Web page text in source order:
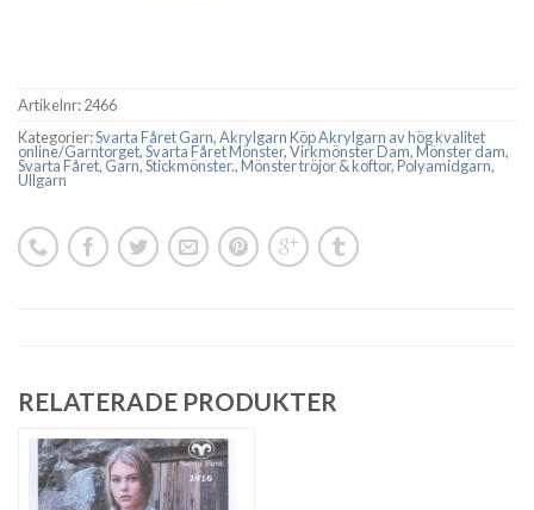
Artikelnr:2466
Kategorier:Svarta Fåret Garn,Akrylgarn Köp Akrylgarn av hög kvalitet
online/Garntorget,Svarta Fåret Mönster,Virkmönster Dam,Mönster dam,
Svarta Fåret, Garn,Stickmönster.,Mönster tröjor & koftor,Polyamidgarn,
Ullgarn
RELATERADE PRODUKTER